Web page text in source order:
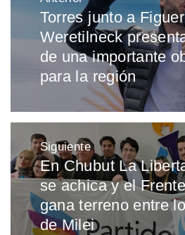
de
entradas
Entrada
anterior:
Torres junto a
Weretilneck
de una importante
para la región
Siguiente
Entrada
siguiente:
En Chubut La
se achica y el
gana terreno entre
de Milei